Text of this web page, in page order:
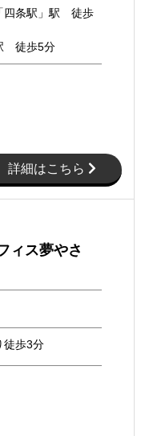
四条駅」駅 徒歩
徒歩5分
詳細はこちら
ィス夢やさ
歩3分